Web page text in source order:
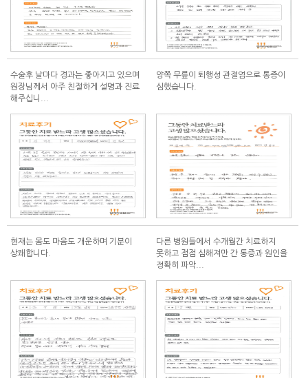
수술후 날마다 경과는 좋아지고 있으며
원장님께서 아주 친절하게 설명과 진료
해주십니...
양쪽 무릎이 퇴행성 관절염으로 통증이
심했습니다.
현재는 몸도 마음도 개운하며 기분이
상쾌합니다.
다른 병원들에서 수개월간 치료하지
못하고 점점 심해져만 간 통증과 원인을
정확히 파악...